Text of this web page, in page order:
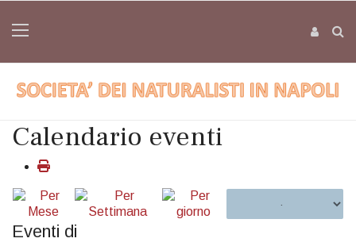
Calendario eventi
Eventi di